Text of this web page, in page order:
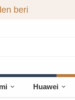
beri
Huawei